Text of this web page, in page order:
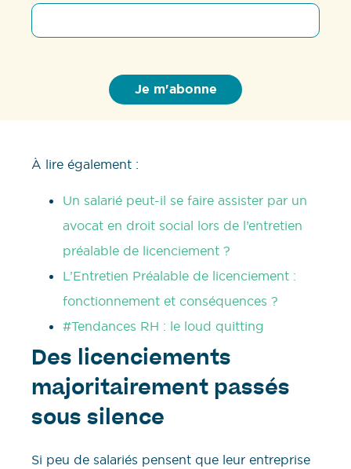
À lire également :
Un salarié peut-il se faire assister par un
avocat en droit social lors de l’entretien
préalable de licenciement ?
L’Entretien Préalable de licenciement :
fonctionnement et conséquences ?
#Tendances RH : le loud quitting
Des licenciements
majoritairement passés
sous silence
Si peu de salariés pensent que leur entreprise